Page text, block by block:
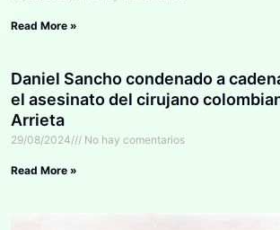
Read More »
Daniel Sancho condenado a
el asesinato del cirujano
Arrieta
29/08/2024 No hay comentarios
Read More »